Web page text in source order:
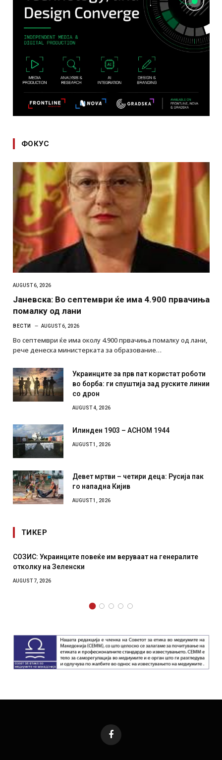
ФОКУС
AUGUST 6, 2026
Јаневска: Во септември ќе има 4.900 првачиња
помалку од лани
ВЕСТИ AUGUST 6, 2026
Во септември ќе има околу 4.900 првачиња помалку од лани,
рече денеска министерката за образование…
Украинците за прв пат користат роботи
во борба: ги спуштија зад руските линии
со дрон
AUGUST 4, 2026
Илинден 1903 – АСНОМ 1944
AUGUST 1, 2026
Девет мртви – четири деца: Русија пак
го нападна Кијив
AUGUST 1, 2026
ТИКЕР
повеќе им веруваат на генералите
Рачна бомба
Facebook